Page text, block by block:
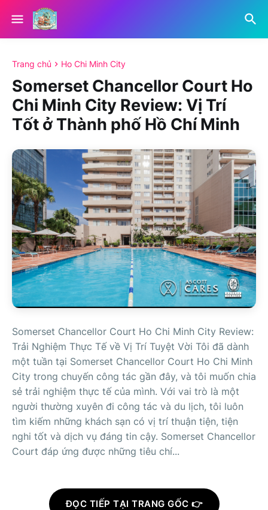
Trang chủ Ho Chi Minh City
Somerset Chancellor Court Ho
Chi Minh City Review: Vị Trí
Tốt ở Thành phố Hồ Chí Minh
Somerset Chancellor Court Ho Chi Minh City Review:
Trải Nghiệm Thực Tế về Vị Trí Tuyệt Vời Tôi đã dành
một tuần tại Somerset Chancellor Court Ho Chi Minh
City trong chuyến công tác gần đây, và tôi muốn chia
sẻ trải nghiệm thực tế của mình. Với vai trò là một
người thường xuyên đi công tác và du lịch, tôi luôn
tìm kiếm những khách sạn có vị trí thuận tiện, tiện
nghi tốt và dịch vụ đáng tin cậy. Somerset Chancellor
Court đáp ứng được những tiêu chí...
ĐỌC TIẾP TẠI TRANG GỐC 👉